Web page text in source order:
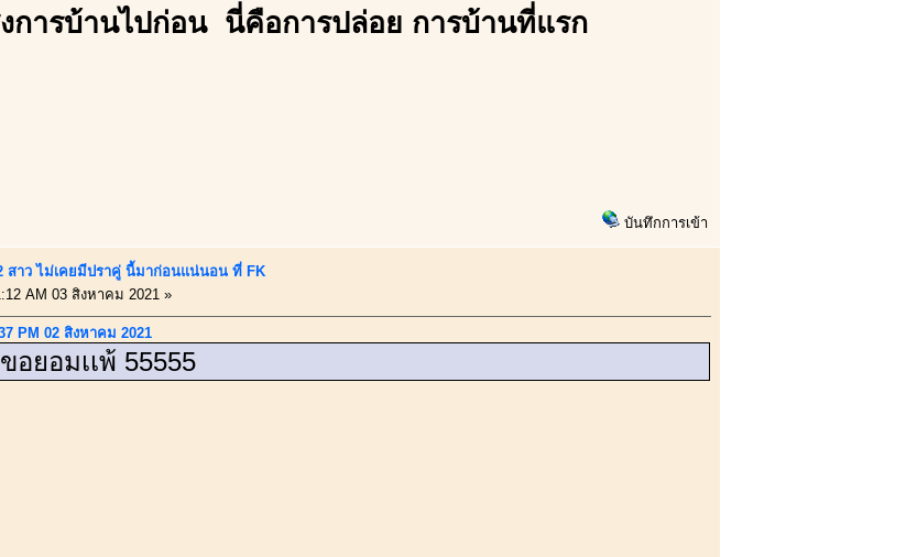
งการบ้านไปก่อน นี่คือการปล่อย การบ้านที่แรก
บันทึกการเข้า
สาว ไม่เคยมีปราคู่ นี้มาก่อนแน่นอน ที่ FK
AM 03 สิงหาคม 2021 »
PM 02 สิงหาคม 2021
ยอมเเพ้ 55555